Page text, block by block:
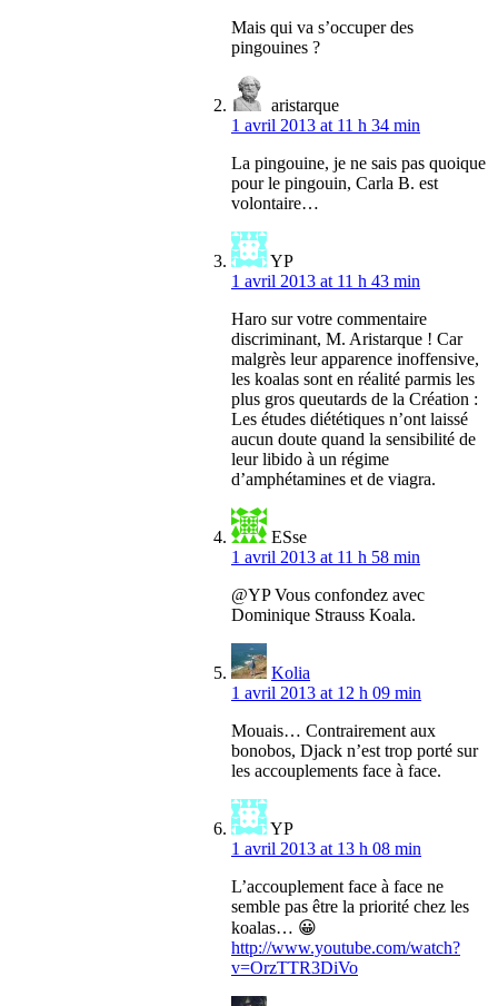
Mais qui va s’occuper des
pingouines ?
aristarque
1 avril 2013 at 11 h 34 min
La pingouine, je ne sais pas quoique
pour le pingouin, Carla B. est
volontaire…
YP
1 avril 2013 at 11 h 43 min
Haro sur votre commentaire
discriminant, M. Aristarque ! Car
malgrès leur apparence inoffensive,
les koalas sont en réalité parmis les
plus gros queutards de la Création :
Les études diététiques n’ont laissé
aucun doute quand la sensibilité de
leur libido à un régime
d’amphétamines et de viagra.
ESse
1 avril 2013 at 11 h 58 min
@YP Vous confondez avec
Dominique Strauss Koala.
Kolia
1 avril 2013 at 12 h 09 min
Mouais… Contrairement aux
bonobos, Djack n’est trop porté sur
les accouplements face à face.
YP
1 avril 2013 at 13 h 08 min
L’accouplement face à face ne
semble pas être la priorité chez les
koalas… 😀
http://www.youtube.com/watch?
v=OrzTTR3DiVo